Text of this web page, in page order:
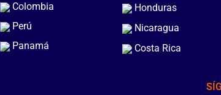
Colombia
Perú
Panamá
Honduras
Nicaragua
Costa Rica